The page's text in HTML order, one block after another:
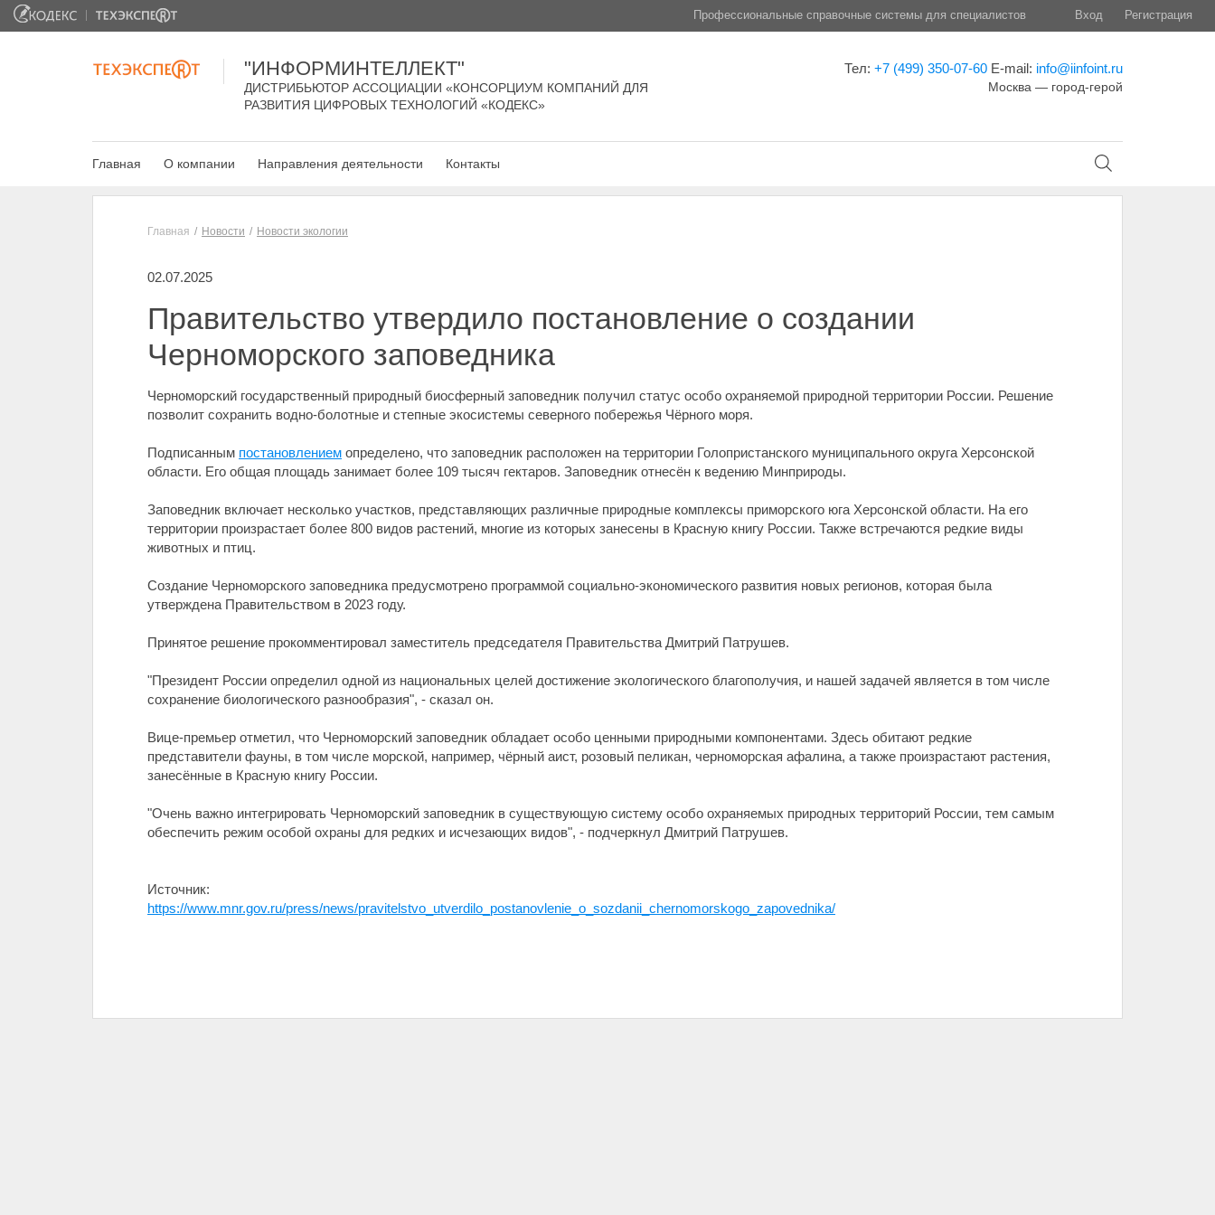
Профессиональные справочные системы для специалистов Вход Регистрация
"ИНФОРМИНТЕЛЛЕКТ"
ДИСТРИБЬЮТОР АССОЦИАЦИИ «КОНСОРЦИУМ КОМПАНИЙ ДЛЯ
РАЗВИТИЯ ЦИФРОВЫХ ТЕХНОЛОГИЙ «КОДЕКС»
Тел: +7 (499) 350-07-60 E-mail: info@iinfoint.ru
Москва — город-герой
Главная О компании Направления деятельности Контакты
Главная Новости Новости экологии
02.07.2025
Правительство утвердило постановление о создании
Черноморского заповедника
Черноморский государственный природный биосферный заповедник получил статус особо охраняемой природной территории России. Решение
позволит сохранить водно-болотные и степные экосистемы северного побережья Чёрного моря.
Подписанным постановлением определено, что заповедник расположен на территории Голопристанского муниципального округа Херсонской
области. Его общая площадь занимает более 109 тысяч гектаров. Заповедник отнесён к ведению Минприроды.
Заповедник включает несколько участков, представляющих различные природные комплексы приморского юга Херсонской области. На его
территории произрастает более 800 видов растений, многие из которых занесены в Красную книгу России. Также встречаются редкие виды
животных и птиц.
Создание Черноморского заповедника предусмотрено программой социально-экономического развития новых регионов, которая была
утверждена Правительством в 2023 году.
Принятое решение прокомментировал заместитель председателя Правительства Дмитрий Патрушев.
"Президент России определил одной из национальных целей достижение экологического благополучия, и нашей задачей является в том числе
сохранение биологического разнообразия", - сказал он.
Вице-премьер отметил, что Черноморский заповедник обладает особо ценными природными компонентами. Здесь обитают редкие
представители фауны, в том числе морской, например, чёрный аист, розовый пеликан, черноморская афалина, а также произрастают растения,
занесённые в Красную книгу России.
"Очень важно интегрировать Черноморский заповедник в существующую систему особо охраняемых природных территорий России, тем самым
обеспечить режим особой охраны для редких и исчезающих видов", - подчеркнул Дмитрий Патрушев.
Источник:
https://www.mnr.gov.ru/press/news/pravitelstvo_utverdilo_postanovlenie_o_sozdanii_chernomorskogo_zapovednika/